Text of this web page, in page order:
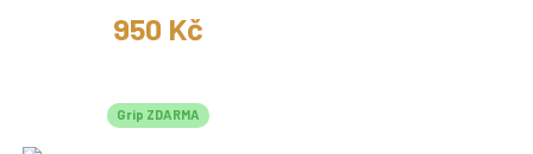
950 Kč
Grip ZDARMA